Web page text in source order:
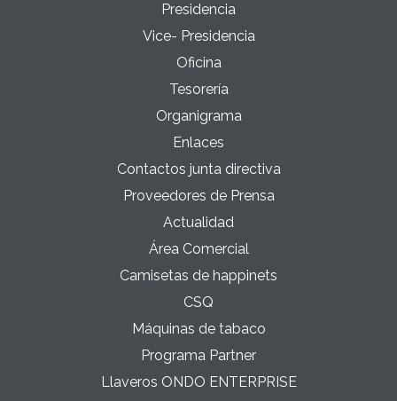
Presidencia
Vice- Presidencia
Oficina
Tesorería
Organigrama
Enlaces
Contactos junta directiva
Proveedores de Prensa
Actualidad
Área Comercial
Camisetas de happinets
CSQ
Máquinas de tabaco
Programa Partner
Llaveros ONDO ENTERPRISE